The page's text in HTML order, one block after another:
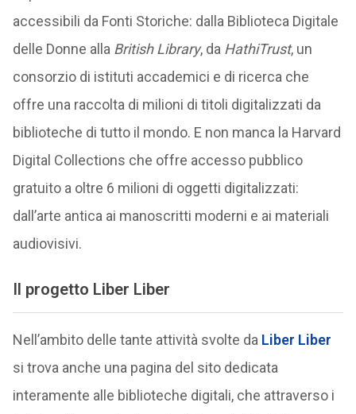
accessibili da Fonti Storiche: dalla Biblioteca Digitale
delle Donne alla British Library, da HathiTrust, un
consorzio di istituti accademici e di ricerca che
offre una raccolta di milioni di titoli digitalizzati da
biblioteche di tutto il mondo. E non manca la Harvard
Digital Collections che offre accesso pubblico
gratuito a oltre 6 milioni di oggetti digitalizzati:
dall’arte antica ai manoscritti moderni e ai materiali
audiovisivi.
Il progetto Liber Liber
Nell’ambito delle tante attività svolte da Liber Liber
si trova anche una pagina del sito dedicata
interamente alle biblioteche digitali, che attraverso i